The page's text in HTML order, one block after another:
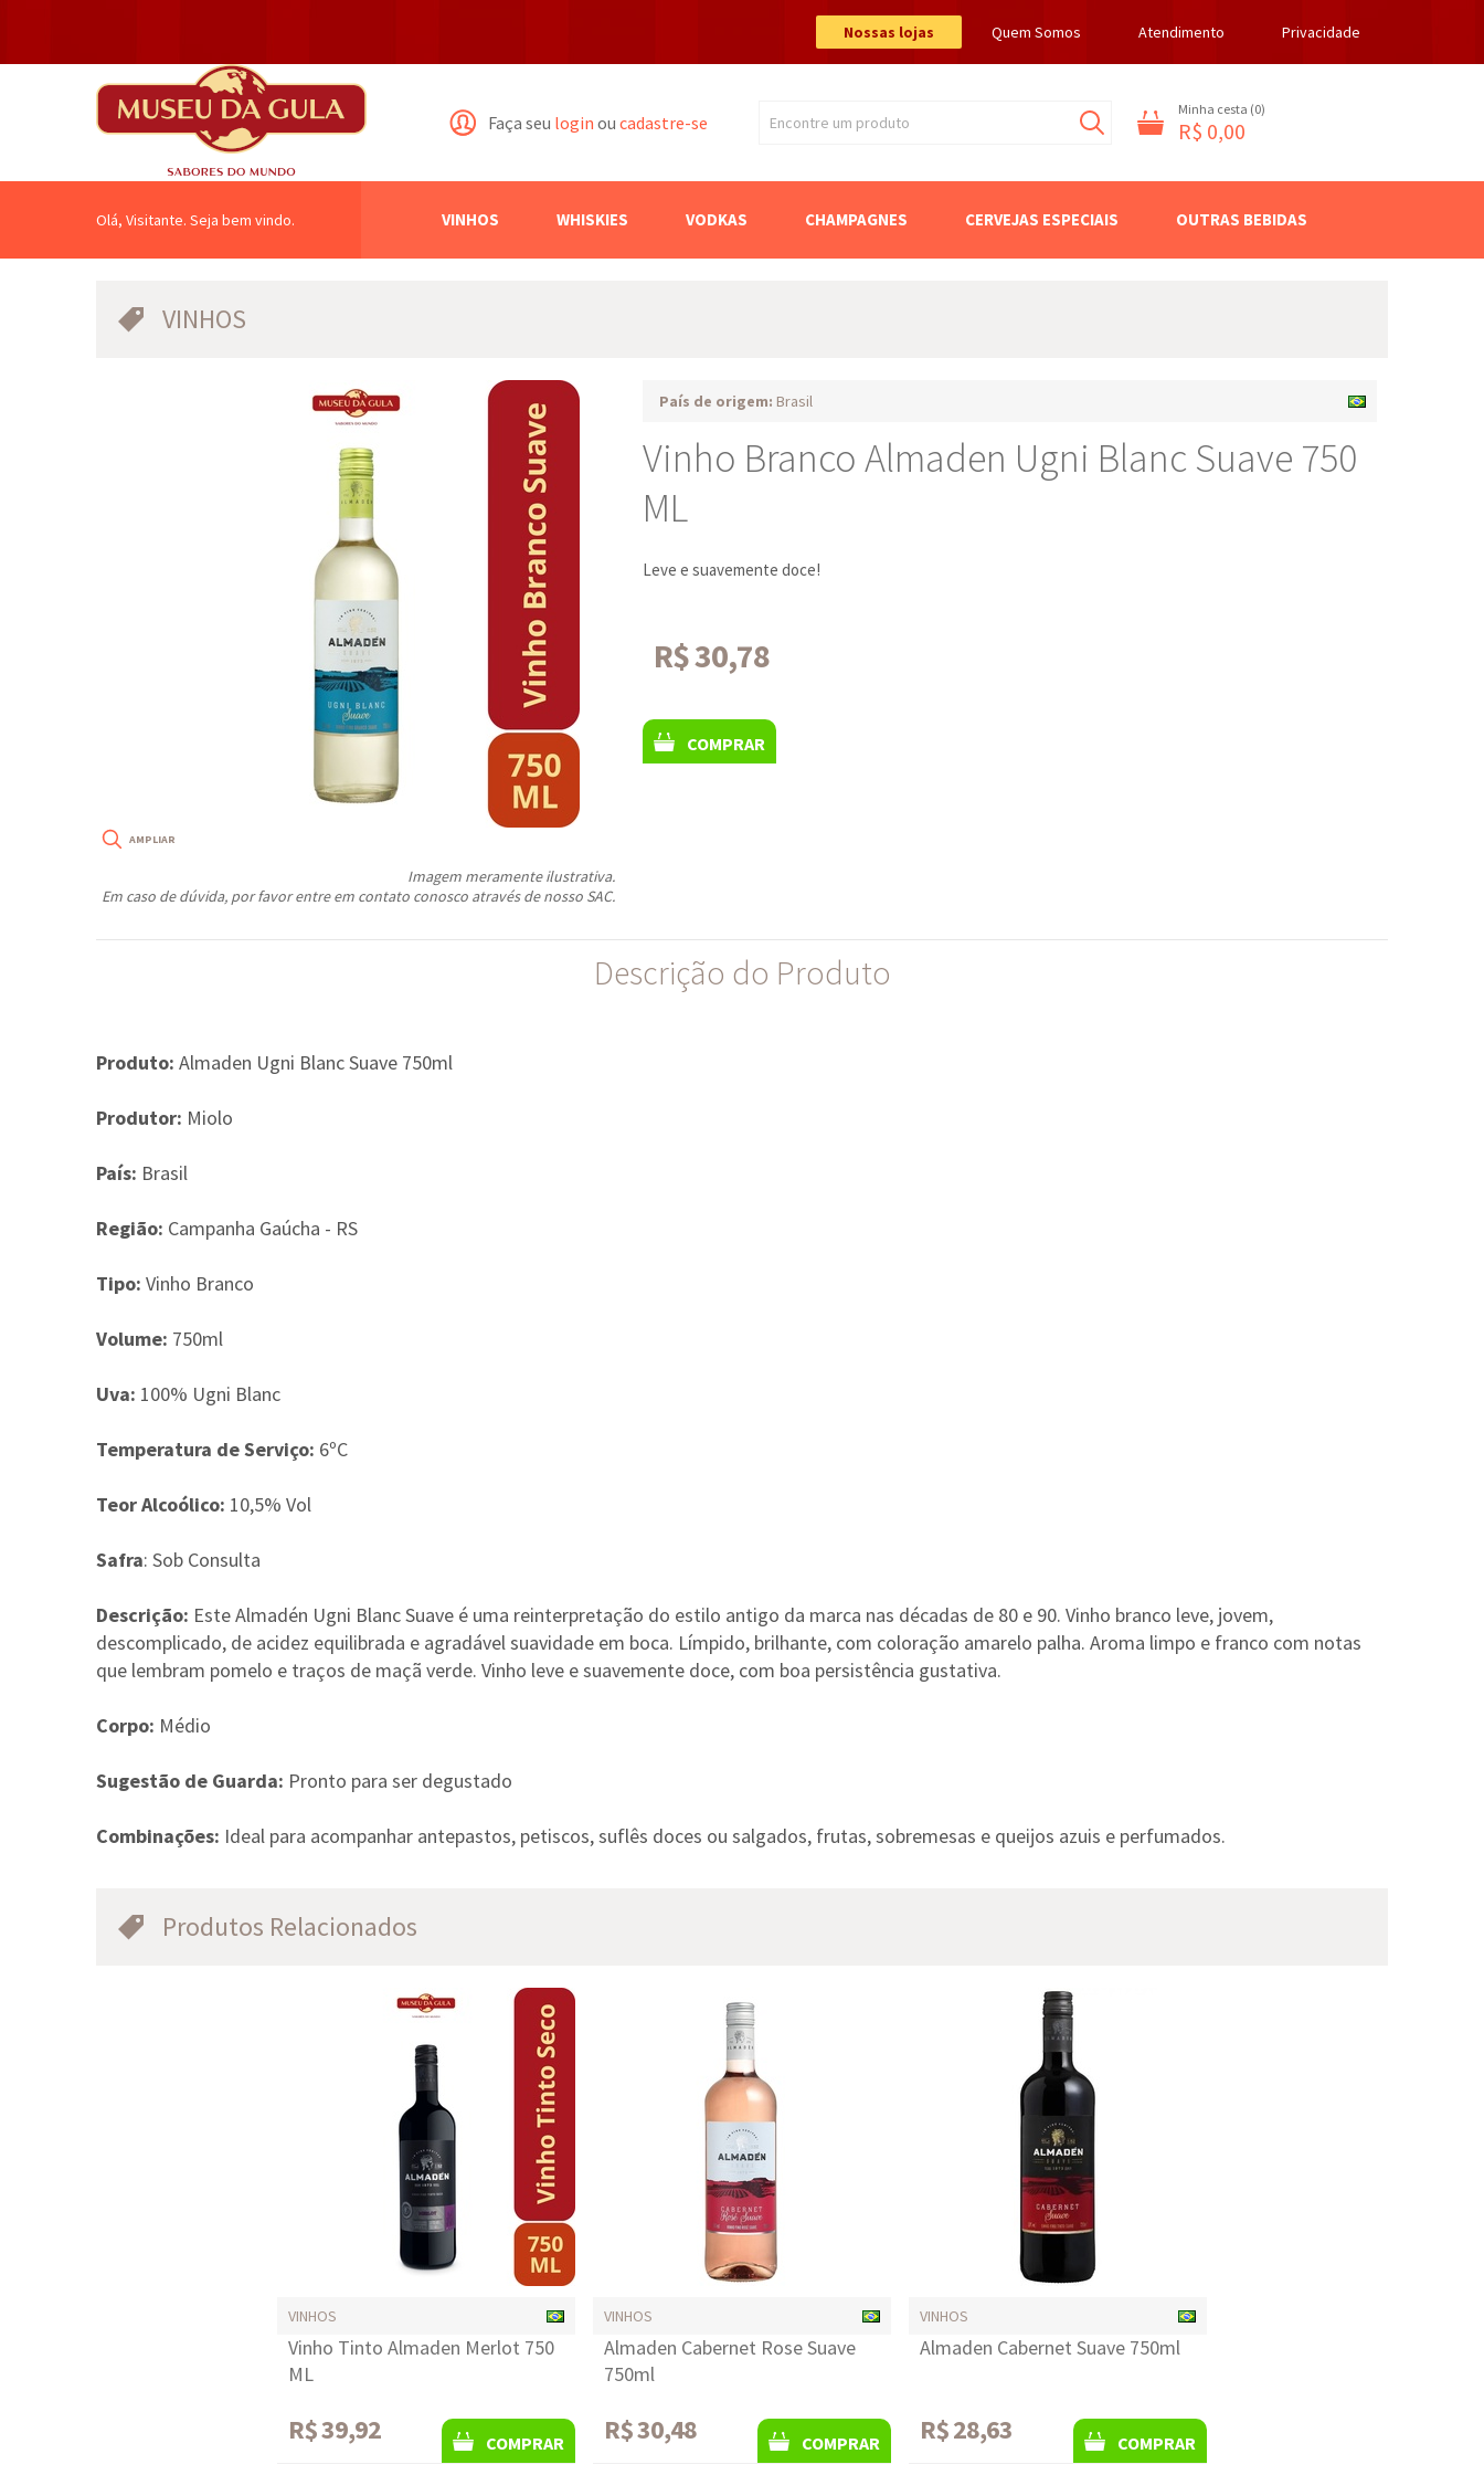
Nossas lojas Quem Somos Atendimento Privacidade
Faça seu login ou cadastre-se Encontre um produto
Buscar
Minha cesta (0)
R$ 0,00
Olá, Visitante. Seja bem vindo. VINHOS WHISKIES VODKAS CHAMPAGNES CERVEJAS ESPECIAIS OUTRAS BEBIDAS
VINHOS
Imagem meramente ilustrativa.
Em caso de dúvida, por favor entre em contato conosco através de nosso SAC.
País de origem: Brasil
Vinho Branco Almaden Ugni Blanc Suave 750
ML
Leve e suavemente doce!
R$ 30,78
COMPRAR
Descrição do Produto
Produto: Almaden Ugni Blanc Suave 750ml
Produtor: Miolo
País: Brasil
Região: Campanha Gaúcha - RS
Tipo: Vinho Branco
Volume: 750ml
Uva: 100% Ugni Blanc
Temperatura de Serviço: 6ºC
Teor Alcoólico: 10,5% Vol
Safra: Sob Consulta
Descrição: Este Almadén Ugni Blanc Suave é uma reinterpretação do estilo antigo da marca nas décadas de 80 e 90. Vinho branco leve, jovem,
descomplicado, de acidez equilibrada e agradável suavidade em boca. Límpido, brilhante, com coloração amarelo palha. Aroma limpo e franco com notas
que lembram pomelo e traços de maçã verde. Vinho leve e suavemente doce, com boa persistência gustativa.
Corpo: Médio
Sugestão de Guarda: Pronto para ser degustado
Combinações: Ideal para acompanhar antepastos, petiscos, suflês doces ou salgados, frutas, sobremesas e queijos azuis e perfumados.
Produtos Relacionados
VINHOS
Vinho Tinto Almaden Merlot 750
ML
R$ 39,92 COMPRAR
VINHOS
Almaden Cabernet Rose Suave
750ml
R$ 30,48 COMPRAR
VINHOS
Almaden Cabernet Suave 750ml
R$ 28,63 COMPRAR